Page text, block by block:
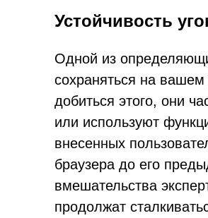
Устойчивость
Одной из
сохраняться на вашем
добиться этого, они
или используют
внесенных
браузера до его
вмешательства
продолжат